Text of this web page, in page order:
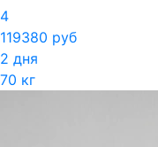
4
119380 руб
2 дня
70 кг